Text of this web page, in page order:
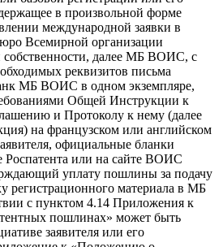
в произвольной форме
международной заявки в
Всемирной организации
собственности, далее МБ ВОИС, с
реквизитов письма
МБ ВОИС в одном экземпляре,
Общей Инструкции к
и Протоколу к нему (далее
на французском или английском
официальные бланки
Роспатента или на сайте ВОИС
уплату пошлины за подачу
регистрационного материала в МБ
с пунктом 4.14 Приложения к
пошлинах» может быть
заявителя или его